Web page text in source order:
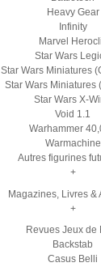
Heavy Gear
Infinity
Marvel
Star Wars
Star Wars Miniatures
Star Wars Miniatures
Star Wars X-
Void 1.1
Warhammer
Warmachine
Autres figurines
+
Magazines, Livres &
+
Revues Jeux de
Backstab
Casus Belli